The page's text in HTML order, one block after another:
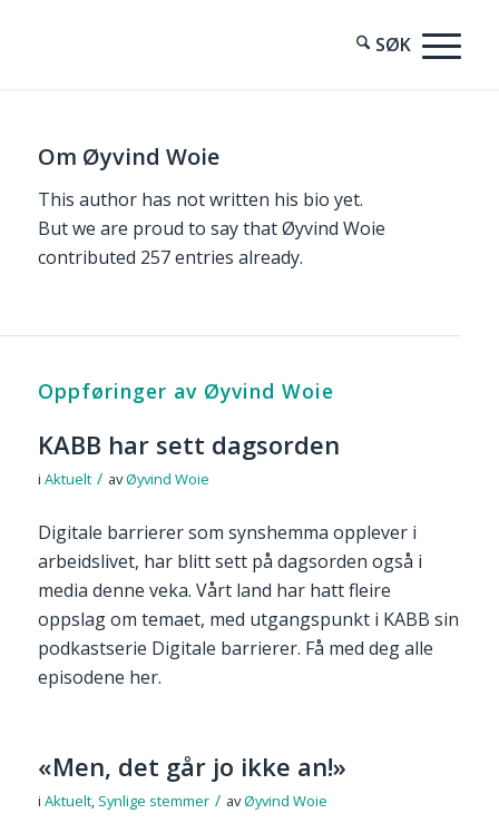
Om Øyvind Woie
This author has not written his bio yet.
But we are proud to say thatØyvind Woie
contributed 257 entries already.
Oppføringer av Øyvind Woie
KABB har sett dagsorden
i Aktuelt / avØyvind Woie
Digitale barrierer som synshemma opplever i
arbeidslivet, har blitt sett på dagsorden også i
media denne veka. Vårt land har hatt fleire
oppslag om temaet, med utgangspunkt i KABB sin
podkastserie Digitale barrierer. Få med deg alle
episodene her.
«Men, det går jo ikke an!»
i Aktuelt, Synlige stemmer / avØyvind Woie